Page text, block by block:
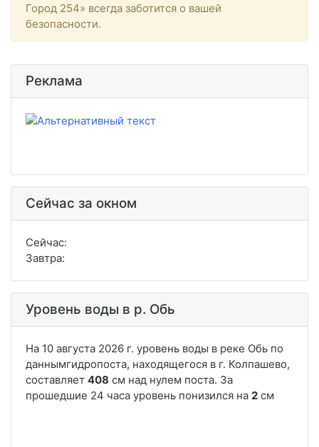
Город 254» всегда заботится о вашей
безопасности.
Реклама
Сейчас за окном
Сейчас:
Завтра:
Уровень воды в р. Обь